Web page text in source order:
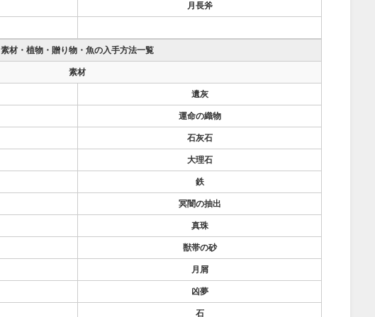
月長斧
素材・植物・贈り物・魚の入手方法一覧
素材
遺灰
運命の織物
石灰石
大理石
鉄
冥闇の抽出
真珠
獣帯の砂
月屑
凶夢
石